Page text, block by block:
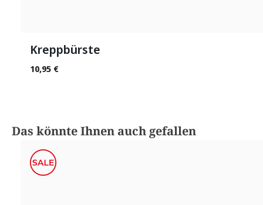
Kreppbürste
10,95 €
Produktgalerie überspringen
Das könnte Ihnen auch gefallen